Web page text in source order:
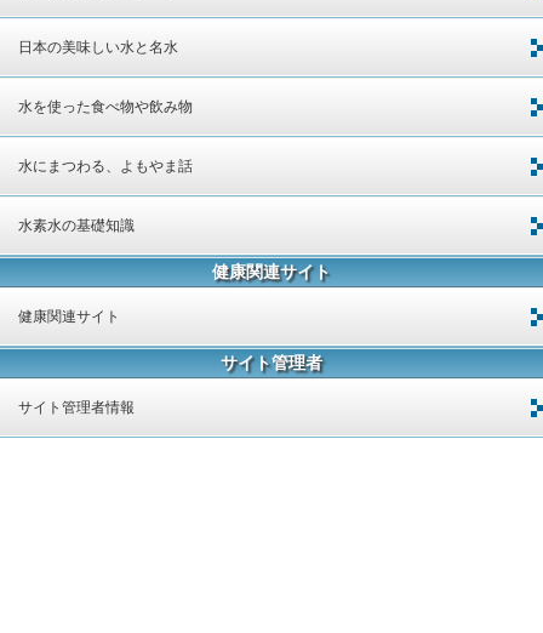
日本の美味しい水と名水
水を使った食べ物や飲み物
水にまつわる、よもやま話
水素水の基礎知識
健康関連サイト
健康関連サイト
サイト管理者
サイト管理者情報